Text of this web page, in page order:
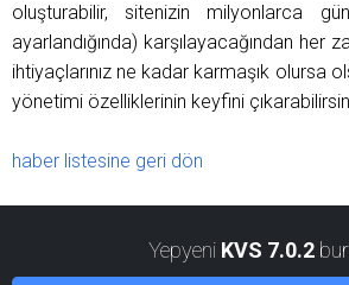
oluşturabilir, sitenizin milyonlarca
ayarlandığında) karşılayacağından her
ihtiyaçlarınız ne kadar karmaşık olursa
yönetimi özelliklerinin keyfini
haber listesine geri dön
Yepyeni KVS 7.0.2